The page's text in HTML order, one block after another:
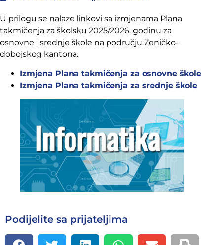
U prilogu se nalaze linkovi sa izmjenama Plana
takmičenja za školsku 2025/2026. godinu za
osnovne i srednje škole na području Zeničko-
dobojskog kantona.
Izmjena Plana takmičenja za osnovne škole
Izmjena Plana takmičenja za srednje škole
Podijelite sa prijateljima